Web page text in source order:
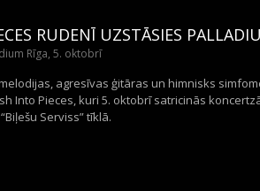
RUDENĪ UZSTĀSIES
Rīga, 5. oktobrī
agresīvas ģitāras un himnisks
Into Pieces, kuri 5. oktobrī satricinās
Serviss” tīklā.